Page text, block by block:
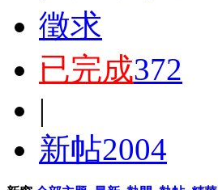
徵求
已完成372
|
新帖2004